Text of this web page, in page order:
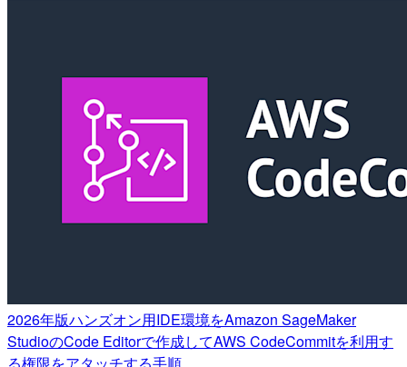
2026年版ハンズオン用IDE環境をAmazon SageMaker
StudioのCode Editorで作成してAWS CodeCommitを利用す
る権限をアタッチする手順